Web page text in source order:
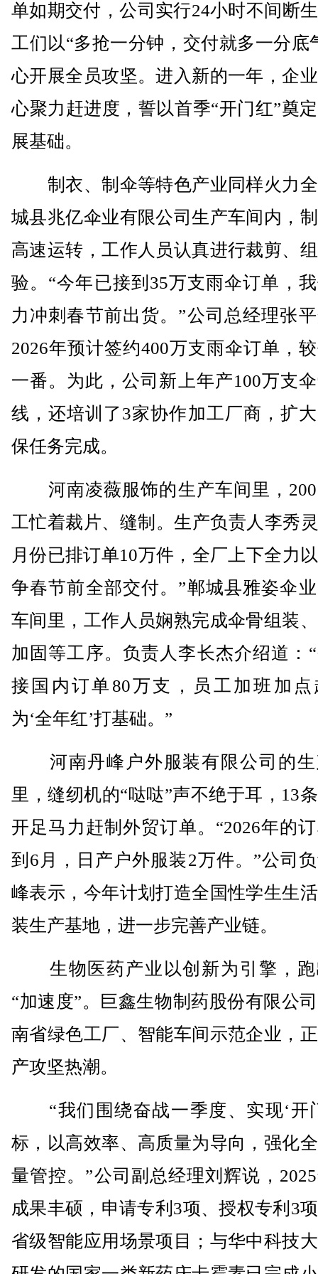
单如期交付，公司实行24小时不间断
工们以“多抢一分钟，交付就多一分底
心开展全员攻坚。进入新的一年，企
心聚力赶进度，誓以首季“开门红”奠
展基础。
制衣、制伞等特色产业同样火力
城县兆亿伞业有限公司生产车间内，
高速运转，工作人员认真进行裁剪、
验。“今年已接到35万支雨伞订单，
力冲刺春节前出货。”公司总经理张
2026年预计签约400万支雨伞订单，
一番。为此，公司新上年产100万支
线，还培训了3家协作加工厂商，扩
保任务完成。
河南凌薇服饰的生产车间里，200
工忙着裁片、缝制。生产负责人李秀
月份已排订单10万件，全厂上下全力
争春节前全部交付。”郸城县雅姿伞
车间里，工作人员娴熟完成伞骨组装
加固等工序。负责人李长杰介绍道：
接国内订单80万支，员工加班加点
为‘全年红’打基础。”
河南丹峰户外服装有限公司的生
里，缝纫机的“哒哒”声不绝于耳，13
开足马力赶制外贸订单。“2026年的
到6月，日产户外服装2万件。”公司
峰表示，今年计划打造全国性学生生
装生产基地，进一步完善产业链。
生物医药产业以创新为引擎，跑
“加速度”。巨鑫生物制药股份有限公
南省绿色工厂、智能车间示范企业，
产攻坚热潮。
“我们围绕奋战一季度、实现‘开
标，以高效率、高质量为导向，强化
量管控。”公司副总经理刘辉说，
成果丰硕，申请专利3项、授权专利3
省级智能应用场景项目；与华中科技